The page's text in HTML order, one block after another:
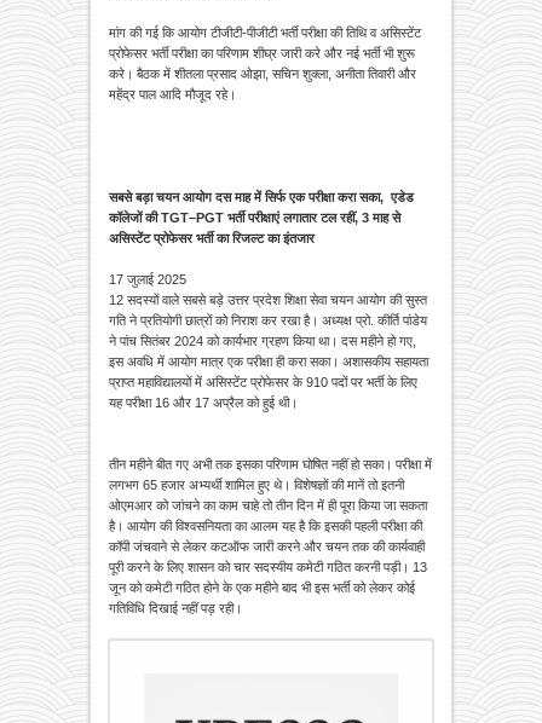
मांग की गई कि आयोग टीजीटी-पीजीटी भर्ती परीक्षा की तिथि व असिस्टेंट
प्रोफेसर भर्ती परीक्षा का परिणाम शीघ्र जारी करे और नई भर्ती भी शुरू
करे। बैठक में शीतला प्रसाद ओझा, सचिन शुक्ला, अनीता तिवारी और
महेंद्र पाल आदि मौजूद रहे।
सबसे बड़ा चयन आयोग दस माह में सिर्फ एक परीक्षा करा सका, एडेड
कॉलेजों की TGT–PGT भर्ती परीक्षाएं लगातार टल रहीं, 3 माह से
असिस्टेंट प्रोफेसर भर्ती का रिजल्ट का इंतजार
17 जुलाई 2025
12 सदस्यों वाले सबसे बड़े उत्तर प्रदेश शिक्षा सेवा चयन आयोग की सुस्त
गति ने प्रतियोगी छात्रों को निराश कर रखा है। अध्यक्ष प्रो. कीर्ति पांडेय
ने पांच सितंबर 2024 को कार्यभार ग्रहण किया था। दस महीने हो गए,
इस अवधि में आयोग मात्र एक परीक्षा ही करा सका। अशासकीय सहायता
प्राप्त महाविद्यालयों में असिस्टेंट प्रोफेसर के 910 पदों पर भर्ती के लिए
यह परीक्षा 16 और 17 अप्रैल को हुई थी।
तीन महीने बीत गए अभी तक इसका परिणाम घोषित नहीं हो सका। परीक्षा में
लगभग 65 हजार अभ्यर्थी शामिल हुए थे। विशेषज्ञों की मानें तो इतनी
ओएमआर को जांचने का काम चाहे तो तीन दिन में ही पूरा किया जा सकता
है। आयोग की विश्वसनियता का आलम यह है कि इसकी पहली परीक्षा की
कॉपी जंचवाने से लेकर कटऑफ जारी करने और चयन तक की कार्यवाही
पूरी करने के लिए शासन को चार सदस्यीय कमेटी गठित करनी पड़ी। 13
जून को कमेटी गठित होने के एक महीने बाद भी इस भर्ती को लेकर कोई
गतिविधि दिखाई नहीं पड़ रही।